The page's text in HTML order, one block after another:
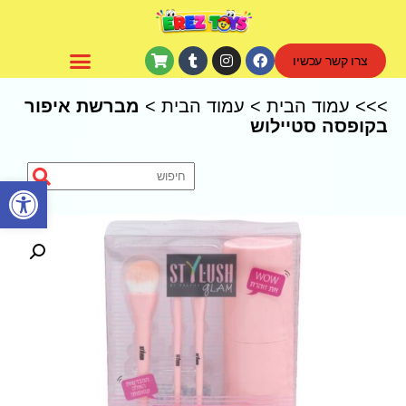
פתח סרגל נגישות
צרו קשר עכשיו
>>> עמוד הבית > עמוד הבית > מברשת איפור
בקופסה סטיילוש